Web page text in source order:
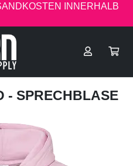
INNERHALB
- SPRECHBLASE